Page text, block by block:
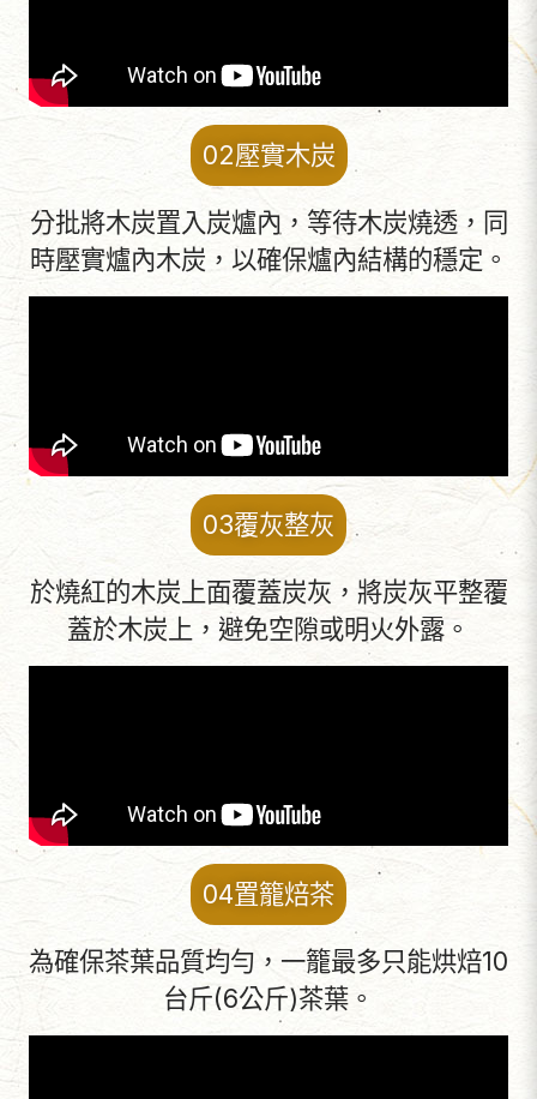
02壓實木炭
分批將木炭置入炭爐內，等待木炭燒透，同
時壓實爐內木炭，以確保爐內結構的穩定。
03覆灰整灰
於燒紅的木炭上面覆蓋炭灰，將炭灰平整覆
蓋於木炭上，避免空隙或明火外露。
04置籠焙茶
為確保茶葉品質均勻，一籠最多只能烘焙10
台斤(6公斤)茶葉。